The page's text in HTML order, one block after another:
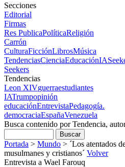
Secciones
Editorial
Firmas
Res PublicaPolíticaReligión
Carrón
CulturaFicciónLibrosMúsica
TendenciasCienciaEducaciónIA
Seekers
Tendencias
Leon XIVguerraestudiantes
IATrumpopinión
educaciónEntrevistaPedagogía.
democraciaEspañaVenezuela
Busca contenido por Tendencia,
Portada > Mundo > ´Los atentados
musulmanes y cristianos´ Volver
Entrevista a Wael Farouq